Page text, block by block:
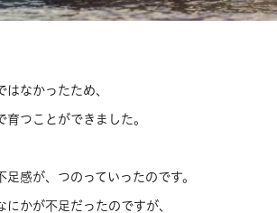
なかったため、
つことができました。
感が、つのっていったのです。
かが不足だったのですが、